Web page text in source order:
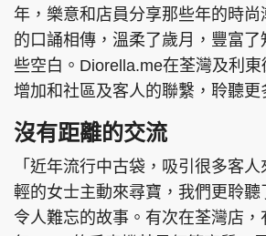
年，樂意和店員分享那些年的時尚
的口誦相傳，溫柔了歲月，豐富
些空白。Diorella.me在荃灣及利
增加和社區及客人的聯繫，聆聽更
沒有距離的交流
「近年流行中古袋，吸引很多客
輕的女士主動來尋寶，我們更聆聽
令人難忘的故事。有次在荃灣店